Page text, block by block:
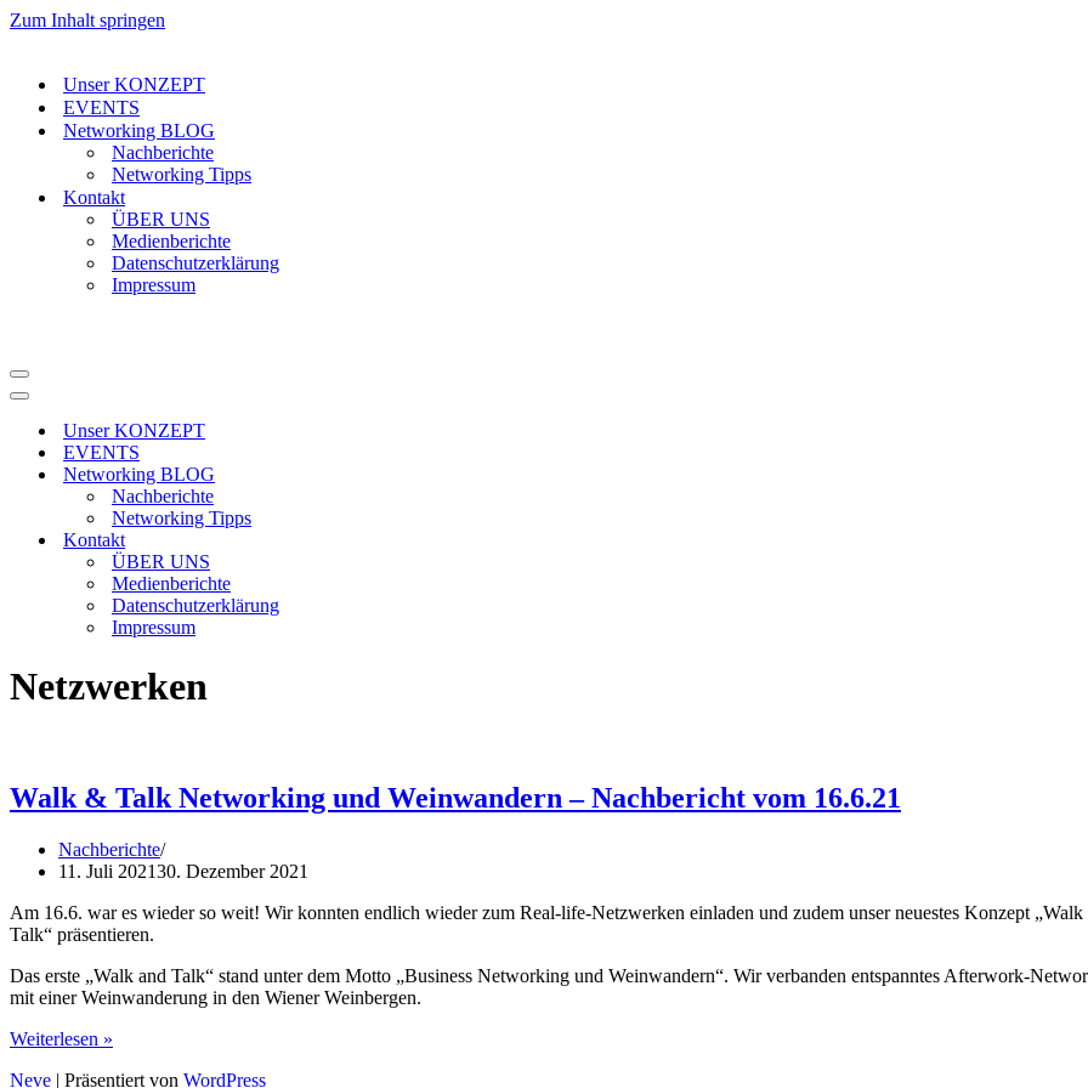
Zum Inhalt springen
Unser KONZEPT
EVENTS
Networking BLOG
Nachberichte
Networking Tipps
Kontakt
ÜBER UNS
Medienberichte
Datenschutzerklärung
Impressum
Navigations-
Menü
Navigations-
Unser KONZEPT
EVENTS
Networking BLOG
Nachberichte
Networking Tipps
Kontakt
ÜBER UNS
Medienberichte
Datenschutzerklärung
Impressum
Netzwerken
Walk & Talk Networking und Weinwandern – Nachbericht vom 16.6.21
Nachberichte
11. Juli 202130. Dezember 2021
Am 16.6. war es wieder so weit! Wir konnten endlich wieder zum Real-life-Netzwerken einladen und zudem unser neuestes Konzept
Talk“ präsentieren.
Das erste „Walk and Talk“ stand unter dem Motto „Business Networking und Weinwandern“. Wir verbanden entspanntes Afterwork-
mit einer Weinwanderung in den Wiener Weinbergen.
Weiterlesen »
Talk
Neve | Präsentiert von WordPress